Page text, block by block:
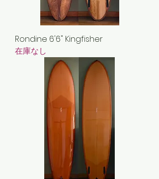
Rondine 6'6" Kingfisher
在庫なし